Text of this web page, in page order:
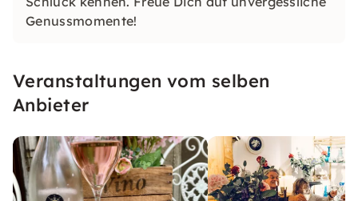
Genussmomente!
Veranstaltungen vom selben
Anbieter